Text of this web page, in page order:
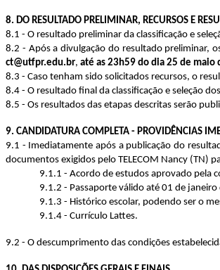
8. DO RESULTADO PRELIMINAR, RECURSOS E
8.1 - O resultado preliminar da classificação e
8.2 - Após a divulgação do resultado preliminar,
ct@utfpr.edu.br, até as 23h59 do dia 25 de maio
8.3 - Caso tenham sido solicitados recursos, o
8.4 - O resultado final da classificação e seleção
8.5 - Os resultados das etapas descritas serão
9. CANDIDATURA COMPLETA - PROVIDÊNCIAS
9.1 - Imediatamente após a publicação do
documentos exigidos pelo TELECOM Nancy (TN)
9.1.1 - Acordo de estudos aprovado pela
9.1.2 - Passaporte válido até 01 de
9.1.3 - Histórico escolar, podendo ser o
9.1.4 - Currículo Lattes.
9.2 - O descumprimento das condições